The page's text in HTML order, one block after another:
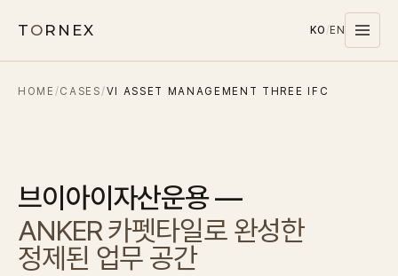
T O RNEX KO / EN
Products
MELAMINE
WOOD WOOL
CARPET
HOME /CASES/VI ASSET MANAGEMENT THREE IFC
브이아이자산운용 —
ANKER 카펫타일로 완성한
정제된 업무 공간